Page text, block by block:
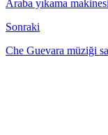
Araba yıkama
Sonraki
Che Guevara müziği